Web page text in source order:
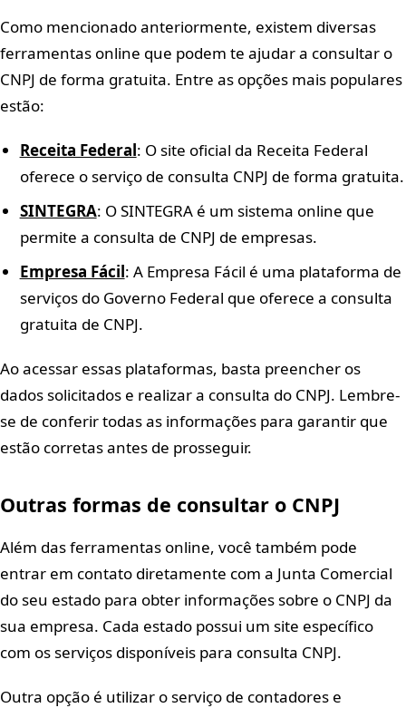
Como mencionado anteriormente, existem diversas
ferramentas online que podem te ajudar a consultar o
CNPJ de forma gratuita. Entre as opções mais populares
estão:
Receita Federal: O site oficial da Receita Federal
oferece o serviço de consulta CNPJ de forma gratuita.
SINTEGRA: O SINTEGRA é um sistema online que
permite a consulta de CNPJ de empresas.
Empresa Fácil: A Empresa Fácil é uma plataforma de
serviços do Governo Federal que oferece a consulta
gratuita de CNPJ.
Ao acessar essas plataformas, basta preencher os
dados solicitados e realizar a consulta do CNPJ. Lembre-
se de conferir todas as informações para garantir que
estão corretas antes de prosseguir.
Outras formas de consultar o CNPJ
Além das ferramentas online, você também pode
entrar em contato diretamente com a Junta Comercial
do seu estado para obter informações sobre o CNPJ da
sua empresa. Cada estado possui um site específico
com os serviços disponíveis para consulta CNPJ.
Outra opção é utilizar o serviço de contadores e